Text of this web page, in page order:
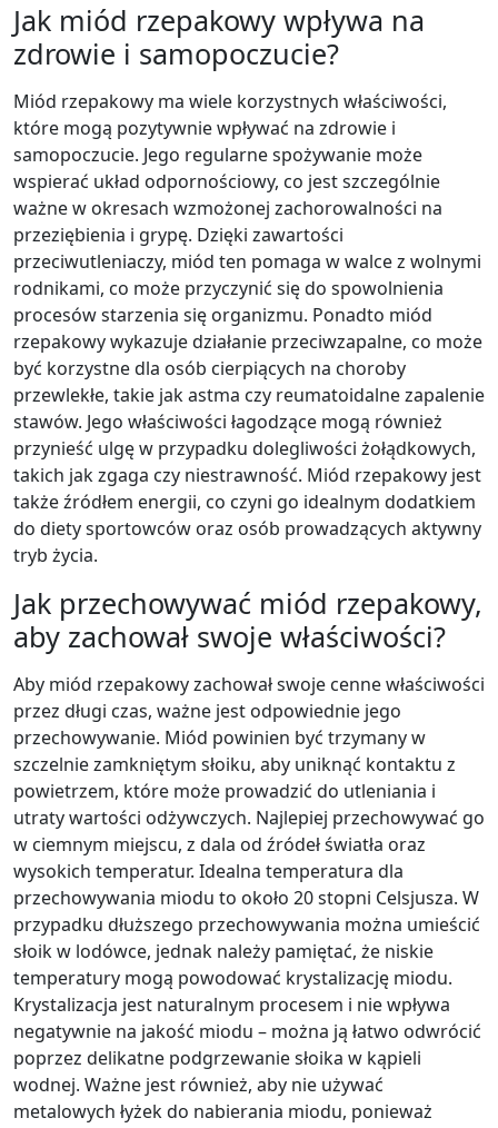
Jak miód rzepakowy wpływa na
zdrowie i samopoczucie?
Miód rzepakowy ma wiele korzystnych właściwości,
które mogą pozytywnie wpływać na zdrowie i
samopoczucie. Jego regularne spożywanie może
wspierać układ odpornościowy, co jest szczególnie
ważne w okresach wzmożonej zachorowalności na
przeziębienia i grypę. Dzięki zawartości
przeciwutleniaczy, miód ten pomaga w walce z wolnymi
rodnikami, co może przyczynić się do spowolnienia
procesów starzenia się organizmu. Ponadto miód
rzepakowy wykazuje działanie przeciwzapalne, co może
być korzystne dla osób cierpiących na choroby
przewlekłe, takie jak astma czy reumatoidalne zapalenie
stawów. Jego właściwości łagodzące mogą również
przynieść ulgę w przypadku dolegliwości żołądkowych,
takich jak zgaga czy niestrawność. Miód rzepakowy jest
także źródłem energii, co czyni go idealnym dodatkiem
do diety sportowców oraz osób prowadzących aktywny
tryb życia.
Jak przechowywać miód rzepakowy,
aby zachował swoje właściwości?
Aby miód rzepakowy zachował swoje cenne właściwości
przez długi czas, ważne jest odpowiednie jego
przechowywanie. Miód powinien być trzymany w
szczelnie zamkniętym słoiku, aby uniknąć kontaktu z
powietrzem, które może prowadzić do utleniania i
utraty wartości odżywczych. Najlepiej przechowywać go
w ciemnym miejscu, z dala od źródeł światła oraz
wysokich temperatur. Idealna temperatura dla
przechowywania miodu to około 20 stopni Celsjusza. W
przypadku dłuższego przechowywania można umieścić
słoik w lodówce, jednak należy pamiętać, że niskie
temperatury mogą powodować krystalizację miodu.
Krystalizacja jest naturalnym procesem i nie wpływa
negatywnie na jakość miodu – można ją łatwo odwrócić
poprzez delikatne podgrzewanie słoika w kąpieli
wodnej. Ważne jest również, aby nie używać
metalowych łyżek do nabierania miodu, ponieważ